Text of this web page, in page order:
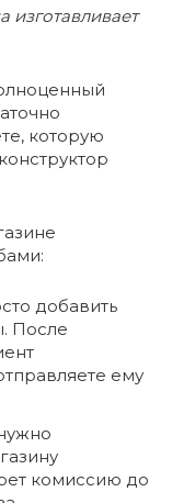
изготавливает
которую
добавить
После
ему
комиссию до